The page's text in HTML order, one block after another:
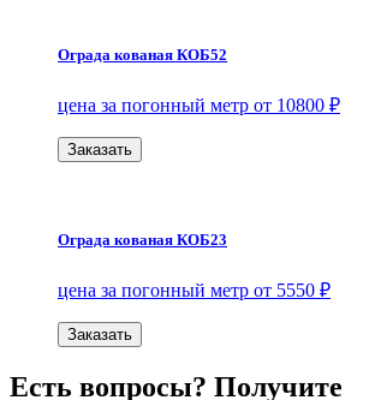
Ограда кованая КОБ52
цена за погонный метр от 10800 ₽
Заказать
Ограда кованая КОБ23
цена за погонный метр от 5550 ₽
Заказать
Есть вопросы? Получите